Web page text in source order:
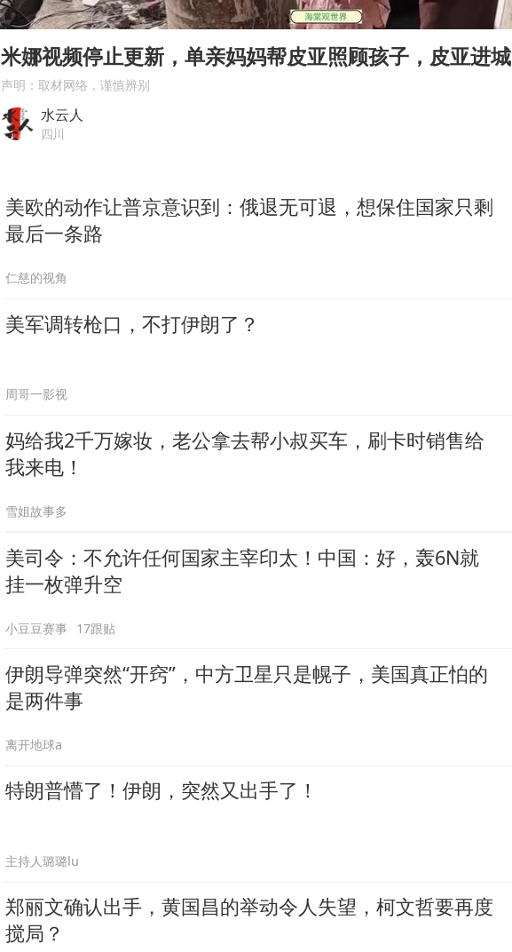
38岁演员求职万岁山NPC成功
我国外贸延续良好增长态势
Play
00:00
米娜视频停止更新，单亲妈妈帮皮亚照顾孩子，皮亚进城
声明：取材网络，谨慎辨别
水云人
四川
美欧的动作让普京意识到：俄退无可退，想保住国家只剩
最后一条路
仁慈的视角
美军调转枪口，不打伊朗了？
周哥一影视
妈给我2千万嫁妆，老公拿去帮小叔买车，刷卡时销售给
我来电！
雪姐故事多
美司令：不允许任何国家主宰印太！中国：好，轰6N就
挂一枚弹升空
小豆豆赛事 17跟贴
伊朗导弹突然“开窍”，中方卫星只是幌子，美国真正怕的
是两件事
离开地球a
特朗普懵了！伊朗，突然又出手了！
主持人璐璐lu
郑丽文确认出手，黄国昌的举动令人失望，柯文哲要再度
搅局？